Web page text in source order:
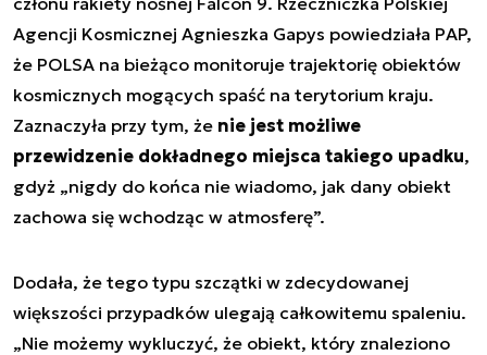
Agencji Kosmicznej Agnieszka Gapys powiedziała PAP,
że POLSA na bieżąco monitoruje trajektorię obiektów
kosmicznych mogących spaść na terytorium kraju.
Zaznaczyła przy tym, że nie jest możliwe
przewidzenie dokładnego miejsca takiego upadku,
gdyż „nigdy do końca nie wiadomo, jak dany obiekt
zachowa się wchodząc w atmosferę”.
Dodała, że tego typu szczątki w zdecydowanej
większości przypadków ulegają całkowitemu spaleniu.
„Nie możemy wykluczyć, że obiekt, który znaleziono